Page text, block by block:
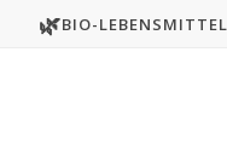
🌿BIO-LEBENSMITTEL